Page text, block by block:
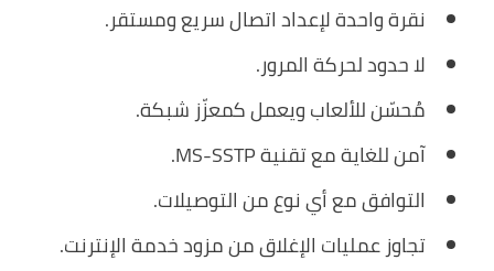
نقرة واحدة لإعداد اتصال سريع ومستقر.
لا حدود لحركة المرور.
مُحسّن للألعاب ويعمل كمعزّز شبكة.
آمن للغاية مع تقنية MS-SSTP.
التوافق مع أي نوع من التوصيلات.
تجاوز عمليات الإغلاق من مزود خدمة الإنترنت.